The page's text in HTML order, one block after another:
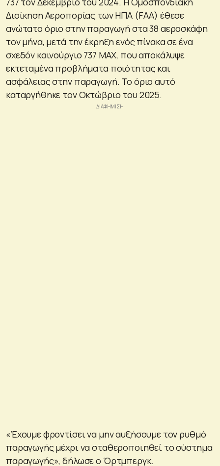
Διοίκηση Αεροπορίας των ΗΠΑ (FAA) έθεσε
ανώτατο όριο στην παραγωγή στα 38 αεροσκάφη
τον μήνα, μετά την έκρηξη ενός πίνακα σε ένα
σχεδόν καινούργιο 737 MAX, που αποκάλυψε
εκτεταμένα προβλήματα ποιότητας και
ασφάλειας στην παραγωγή. Το όριο αυτό
καταργήθηκε τον Οκτώβριο του 2025.
«Έχουμε φροντίσει να μην αυξήσουμε τον ρυθμό
παραγωγής μέχρι να σταθεροποιηθεί το σύστημα
παραγωγής», δήλωσε ο Όρτμπεργκ.